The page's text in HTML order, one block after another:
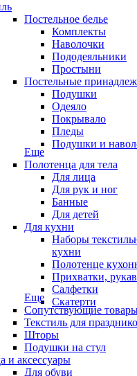
Постельное белье
Комплекты
Наволочки
Пододеяльники
Простыни
Постельные
Подушки
Одеяло
Покрывало
Пледы
Подушки и
Еще
Полотенца для тела
Для лица
Для рук и ног
Банные
Для детей
Для кухни
Наборы
кухни
Полотенце
Прихватки,
Салфетки
Скатерти
Еще
Сопутствующие
Текстиль для
Шторы
Подушки на стул
и аксессуары
Для обуви